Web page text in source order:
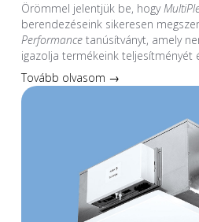
Örömmel jelentjük be, hogy
berendezéseink sikeresen
Performancetanúsítványt, amely
igazolja termékeink teljesítményét
Tovább olvasom →